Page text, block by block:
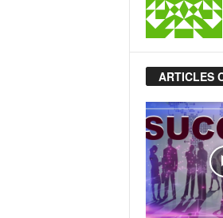
ARTICLES